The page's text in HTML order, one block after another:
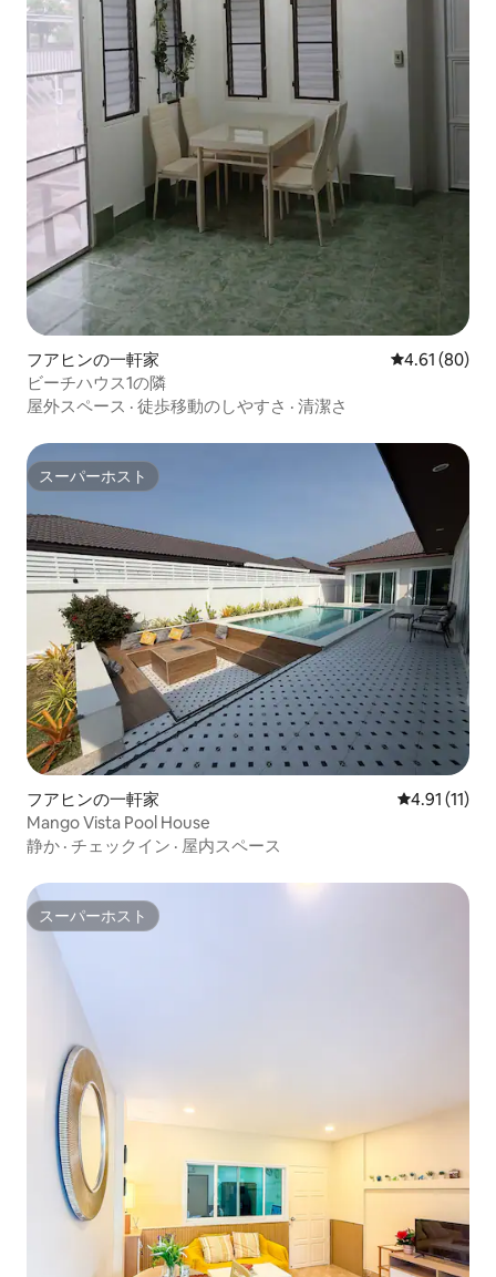
フアヒンの一軒家 レビュー80
4.61 (80)
ビーチハウス1の隣
屋外スペース · 徒歩移動のしやすさ · 清潔さ
スーパーホスト
スーパーホスト
フアヒンの一軒家 レビュー11
4.91 (11)
Mango Vista Pool House
静か · チェックイン · 屋内スペース
スーパーホスト
スーパーホスト